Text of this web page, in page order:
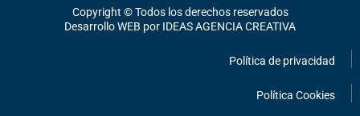
o
k
r
a
m
e
Copyright © Todos los derechos reservados
Desarrollo WEB por IDEAS AGENCIA CREATIVA
Política de privacidad
Política Cookies